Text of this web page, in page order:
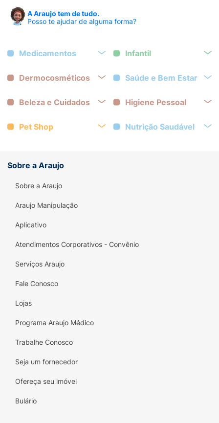
A Araujo tem de tudo.
Posso te ajudar de alguma forma?
Medicamentos Infantil
Dermocosméticos Saúde e Bem Estar
Beleza e Cuidados Higiene Pessoal
Pet Shop Nutrição Saudável
Sobre a Araujo
Sobre a Araujo
Araujo Manipulação
Aplicativo
Atendimentos Corporativos - Convênio
Serviços Araujo
Fale Conosco
Lojas
Programa Araujo Médico
Trabalhe Conosco
Seja um fornecedor
Ofereça seu imóvel
Bulário